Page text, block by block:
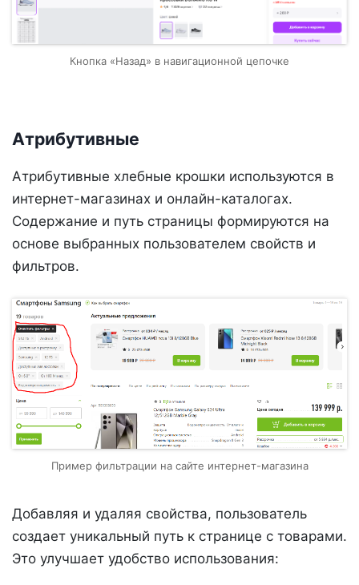
Кнопка «Назад» в навигационной цепочке
Атрибутивные
Атрибутивные хлебные крошки используются в
интернет-магазинах и онлайн-каталогах.
Содержание и путь страницы формируются на
основе выбранных пользователем свойств и
фильтров.
Пример фильтрации на сайте интернет-магазина
Добавляя и удаляя свойства, пользователь
создает уникальный путь к странице с товарами.
Это улучшает удобство использования: